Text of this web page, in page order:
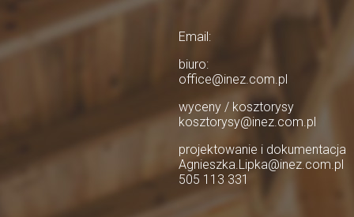
Email:
biuro:
office@inez.com.pl
wyceny / kosztorysy
kosztorysy@inez.com.pl
projektowanie i dokumentacja
Agnieszka.Lipka@inez.com.pl
505 113 331